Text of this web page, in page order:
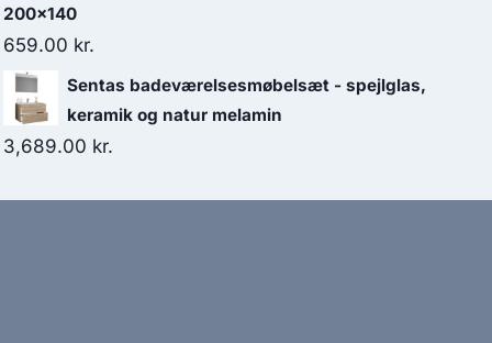
200x140
659.00 kr.
Sentas badeværelsesmøbelsæt - spejlglas,
keramik og natur melamin
3,689.00 kr.